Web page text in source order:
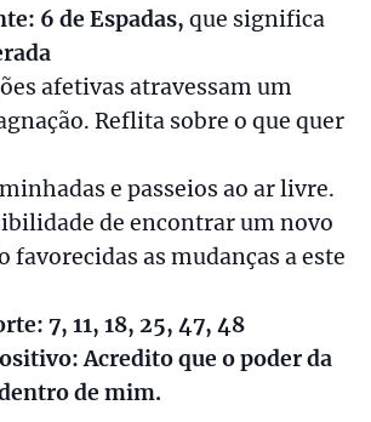
6 de Espadas, que significa
afetivas atravessam um
Reflita sobre o que quer
e passeios ao ar livre.
de encontrar um novo
favorecidas as mudanças a este
7, 11, 18, 25, 47, 48
Acredito que o poder da
de mim.